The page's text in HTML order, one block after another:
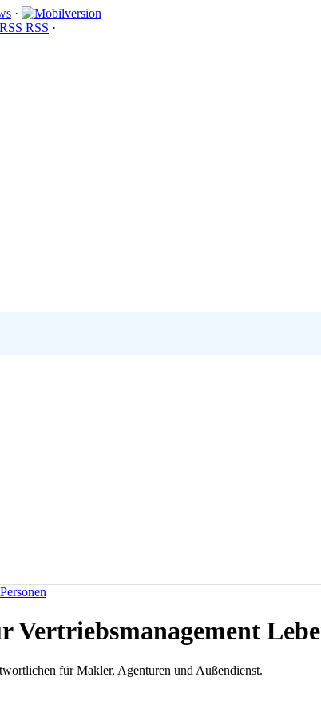
·
RSS ·
für Makler, Agenturen und Außendienst.